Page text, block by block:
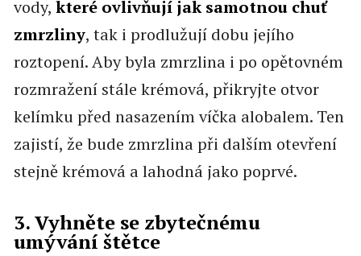
vody, které ovlivňují jak samotnou chuť
zmrzliny, tak i prodlužují dobu jejího
roztopení. Aby byla zmrzlina i po opětovném
rozmražení stále krémová, přikryjte otvor
kelímku před nasazením víčka alobalem. Ten
zajistí, že bude zmrzlina při dalším otevření
stejně krémová a lahodná jako poprvé.
3. Vyhněte se zbytečnému
umývání štětce